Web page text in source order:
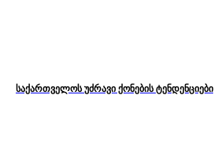
საქართველოს უძრავი ქონების ტენდენციები